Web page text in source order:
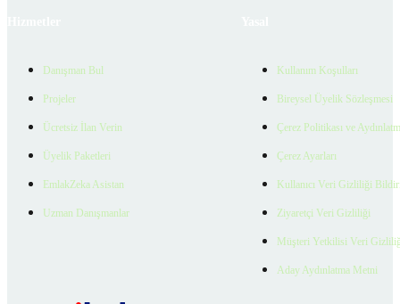
Danışman Bul
Projeler
Ücretsiz İlan Verin
Üyelik Paketleri
EmlakZeka Asistan
Uzman Danışmanlar
Kullanım Koşulları
Bireysel Üyelik Sözleşmesi
Çerez Politikası ve
Çerez Ayarları
Kullanıcı Veri Gizliliği
Ziyaretçi Veri Gizliliği
Müşteri Yetkilisi Veri
Aday Aydınlatma Metni